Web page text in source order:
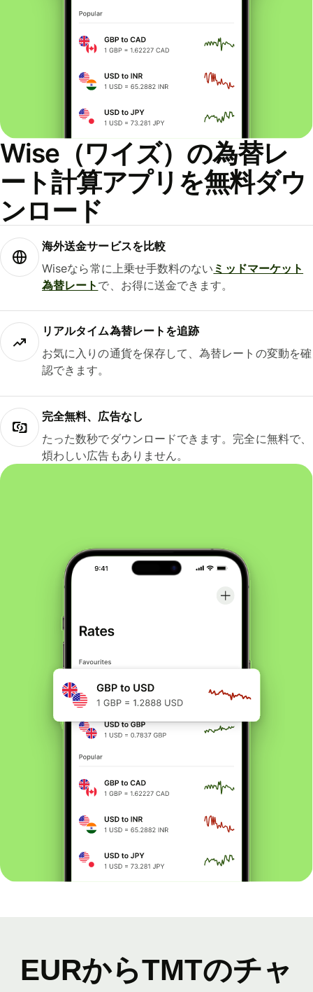
Wise（ワイズ）の為替レ
ート計算アプリを無料ダウ
ンロード
海外送金サービスを比較
Wiseなら常に上乗せ手数料のない ミッドマーケット
為替レート で、お得に送金できます。
リアルタイム為替レートを追跡
お気に入りの通貨を保存して、為替レートの変動を確
認できます。
完全無料、広告なし
たった数秒でダウンロードできます。完全に無料で、
煩わしい広告もありません。
EURからTMTのチャ